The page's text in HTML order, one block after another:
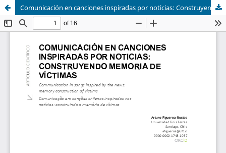
Comunicación en canciones inspiradas por noticias: Construyendo memoria de víctimas